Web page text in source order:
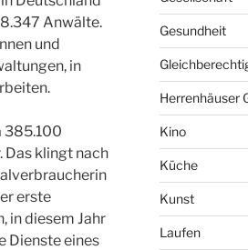
Anwälte.
und
in
385.100
Das klingt nach
erste
in diesem Jahr
Dienste eines
Gesundheit
Herrenhäuser
Kino
Küche
Kunst
Laufen